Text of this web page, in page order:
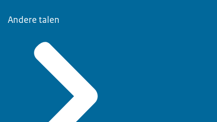
Andere talen